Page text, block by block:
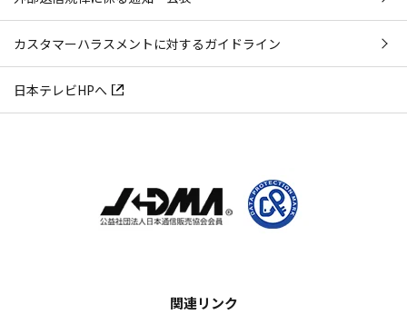
カスタマーハラスメントに対するガイドライン
日本テレビHPへ
関連リンク